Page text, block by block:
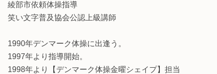
綾部市依頼体操指導
笑い文字普及協会公認上級講師
1990年デンマーク体操に出逢う。
1997年より指導開始。
1998年より【デンマーク体操金曜シェイプ】担当